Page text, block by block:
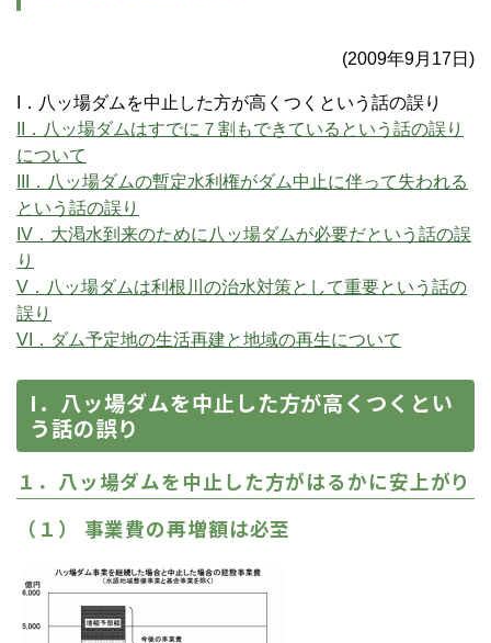
(2009年9月17日)
I．八ッ場ダムを中止した方が高くつくという話の誤り
II．八ッ場ダムはすでに７割もできているという話の誤り
について
III．八ッ場ダムの暫定水利権がダム中止に伴って失われる
という話の誤り
IV．大渇水到来のために八ッ場ダムが必要だという話の誤
り
V．八ッ場ダムは利根川の治水対策として重要という話の
誤り
VI．ダム予定地の生活再建と地域の再生について
I．八ッ場ダムを中止した方が高くつくとい
う話の誤り
１．八ッ場ダムを中止した方がはるかに安上がり
（１） 事業費の再増額は必至